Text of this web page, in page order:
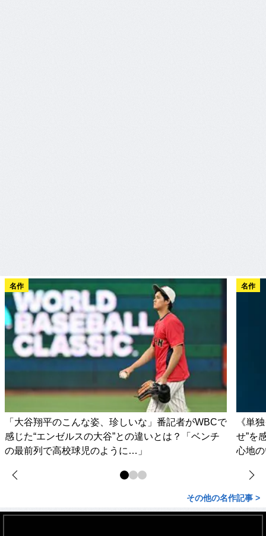
名作
「大谷翔平のこんな姿、珍しいな」番記者がWBCで
感じた“エンゼルスの大谷”との違いとは？「ベンチ
の最前列で高校球児のように…」
名作
《単
せ”を
心地
その他の名作記事 >